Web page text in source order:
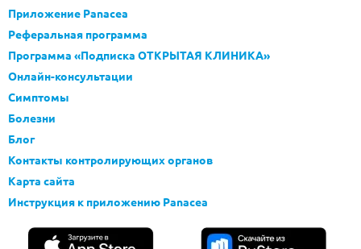
Приложение Panacea
Реферальная программа
Программа «Подписка ОТКРЫТАЯ КЛИНИКА»
Онлайн-консультации
Симптомы
Болезни
Блог
Контакты контролирующих органов
Карта сайта
Инструкция к приложению Panacea